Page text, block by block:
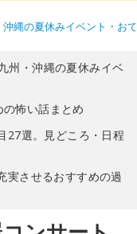
沖縄の夏休みイベント・お
州・沖縄の夏休みイベ
の怖い話まとめ
27選。見どころ・日程
実させるおすすめの過